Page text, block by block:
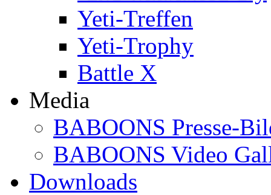
Yeti-Treffen
Yeti-Trophy
Battle X
Media
BABOONS Presse-
BABOONS Video
Downloads